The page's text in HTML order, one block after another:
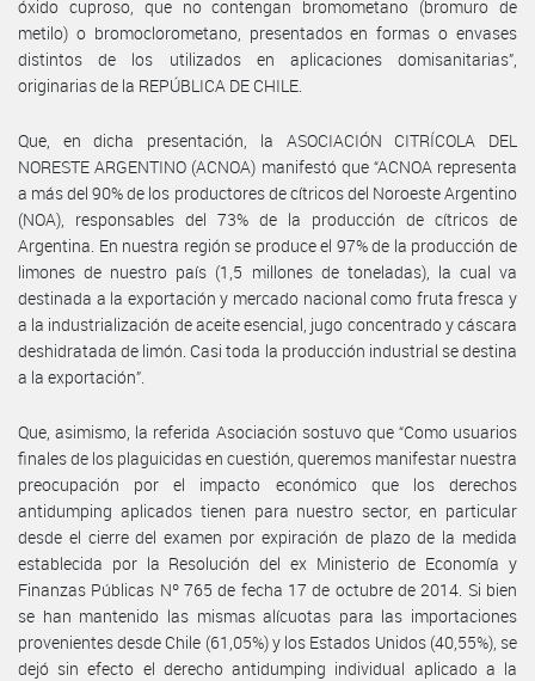
óxido cuproso, que no contengan bromometano (bromuro de
metilo) o bromoclorometano, presentados en formas o envases
distintos de los utilizados en aplicaciones domisanitarias”,
originarias de la REPÚBLICA DE CHILE.
Que, en dicha presentación, la ASOCIACIÓN CITRÍCOLA DEL
NORESTE ARGENTINO (ACNOA) manifestó que “ACNOA representa
a más del 90% de los productores de cítricos del Noroeste Argentino
(NOA), responsables del 73% de la producción de cítricos de
Argentina. En nuestra región se produce el 97% de la producción de
limones de nuestro país (1,5 millones de toneladas), la cual va
destinada a la exportación y mercado nacional como fruta fresca y
a la industrialización de aceite esencial, jugo concentrado y cáscara
deshidratada de limón. Casi toda la producción industrial se destina
a la exportación”.
Que, asimismo, la referida Asociación sostuvo que “Como usuarios
finales de los plaguicidas en cuestión, queremos manifestar nuestra
preocupación por el impacto económico que los derechos
antidumping aplicados tienen para nuestro sector, en particular
desde el cierre del examen por expiración de plazo de la medida
establecida por la Resolución del ex Ministerio de Economía y
Finanzas Públicas Nº 765 de fecha 17 de octubre de 2014. Si bien
se han mantenido las mismas alícuotas para las importaciones
provenientes desde Chile (61,05%) y los Estados Unidos (40,55%), se
dejó sin efecto el derecho antidumping individual aplicado a la